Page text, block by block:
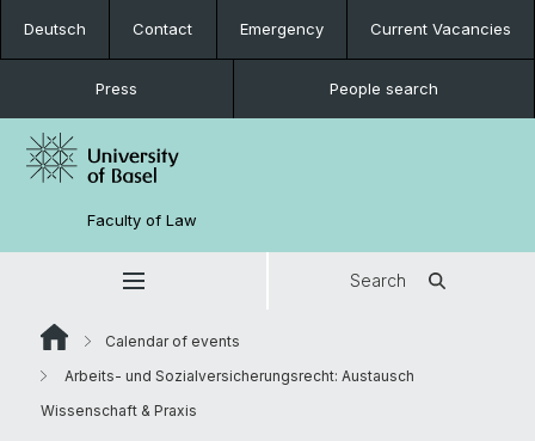
Deutsch Contact Emergency Current Vacancies
Press People search
Faculty of Law
Search
Calendar of events
Arbeits- und Sozialversicherungsrecht: Austausch
Wissenschaft & Praxis